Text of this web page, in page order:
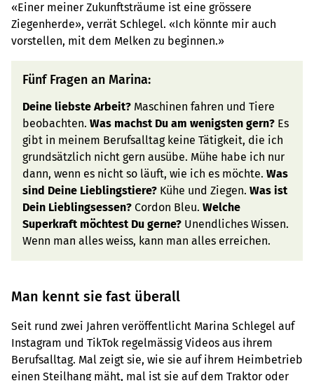
«Einer meiner Zukunftsträume ist eine grössere
Ziegenherde», verrät Schlegel. «Ich könnte mir auch
vorstellen, mit dem Melken zu beginnen.»
Fünf Fragen an Marina:
Deine liebste Arbeit? Maschinen fahren und Tiere
beobachten. Was machst Du am wenigsten gern? Es
gibt in meinem Berufsalltag keine Tätigkeit, die ich
grundsätzlich nicht gern ausübe. Mühe habe ich nur
dann, wenn es nicht so läuft, wie ich es möchte. Was
sind Deine Lieblingstiere? Kühe und Ziegen. Was ist
Dein Lieblingsessen? Cordon Bleu. Welche
Superkraft möchtest Du gerne? Unendliches Wissen.
Wenn man alles weiss, kann man alles erreichen.
Man kennt sie fast überall
Seit rund zwei Jahren veröffentlicht Marina Schlegel auf
Instagram und TikTok regelmässig Videos aus ihrem
Berufsalltag. Mal zeigt sie, wie sie auf ihrem Heimbetrieb
einen Steilhang mäht, mal ist sie auf dem Traktor oder